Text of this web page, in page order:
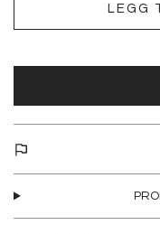
LEGG